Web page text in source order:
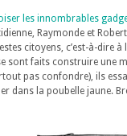
les innombrables
Raymonde et Robert
citoyens, c’est-à-dire
sont faits construire une
pas confondre), ils
dans la poubelle jaune.